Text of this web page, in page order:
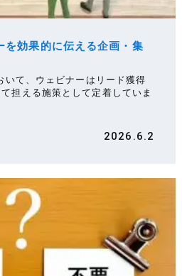
を効果的に伝える企画・集
いて、ウェビナーはリード獲得
担える施策として定着していま
2026.6.2